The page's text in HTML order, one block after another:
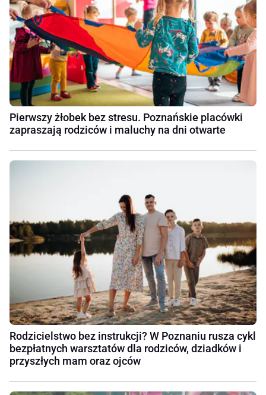
Pierwszy żłobek bez stresu. Poznańskie placówki
zapraszają rodziców i maluchy na dni otwarte
Rodzicielstwo bez instrukcji? W Poznaniu rusza cykl
bezpłatnych warsztatów dla rodziców, dziadków i
przyszłych mam oraz ojców